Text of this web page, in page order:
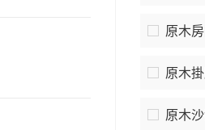
原木
原木
原木